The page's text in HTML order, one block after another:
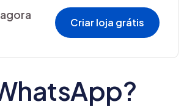
Criar loja grátis